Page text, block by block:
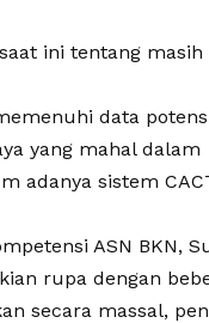
ini tentang masih
data
yang mahal dalam
adanya sistem
ASN BKN,
rupa dengan
secara massal,